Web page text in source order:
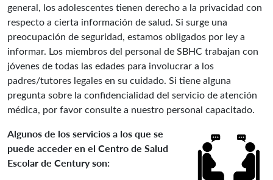
general, los adolescentes tienen derecho a la privacidad con
respecto a cierta información de salud. Si surge una
preocupación de seguridad, estamos obligados por ley a
informar. Los miembros del personal de SBHC trabajan con
jóvenes de todas las edades para involucrar a los
padres/tutores legales en su cuidado. Si tiene alguna
pregunta sobre la confidencialidad del servicio de atención
médica, por favor consulte a nuestro personal capacitado.
Algunos de los servicios a los que se
puede acceder en el Centro de Salud
Escolar de Century son: